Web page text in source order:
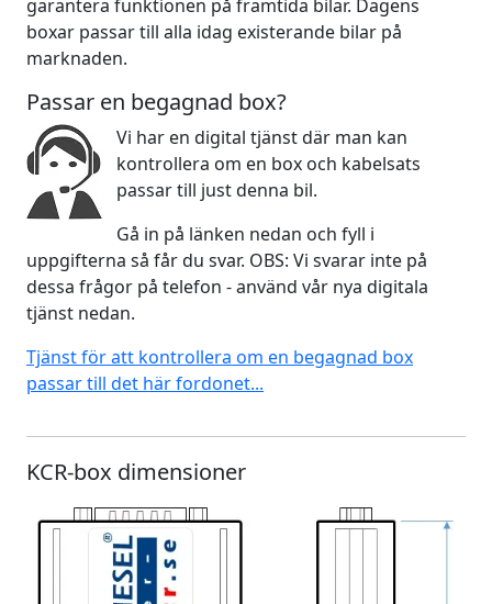
garantera funktionen på framtida bilar. Dagens
boxar passar till alla idag existerande bilar på
marknaden.
Passar en begagnad box?
Vi har en digital tjänst där man kan
kontrollera om en box och kabelsats
passar till just denna bil.
Gå in på länken nedan och fyll i
uppgifterna så får du svar. OBS: Vi svarar inte på
dessa frågor på telefon - använd vår nya digitala
tjänst nedan.
Tjänst för att kontrollera om en begagnad box
passar till det här fordonet...
KCR-box dimensioner